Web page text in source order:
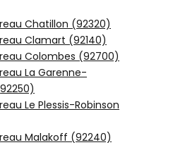
Chatillon (92320)
Clamart (92140)
Colombes (92700)
La Garenne-
Le Plessis-Robinson
Malakoff (92240)